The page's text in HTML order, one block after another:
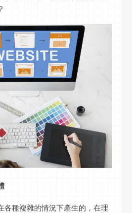
各種複雜的情況下產生的，在理